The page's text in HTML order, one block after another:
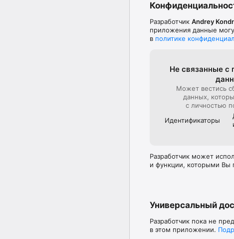
Разработчик Andrey
приложения данные
в политике
Не связанные с
Может вестись
данных,
с личностью
Идентифика­торы
Разработчик может
и функции, которыми Вы
Универсальный
Разработчик пока не
в этом приложении.